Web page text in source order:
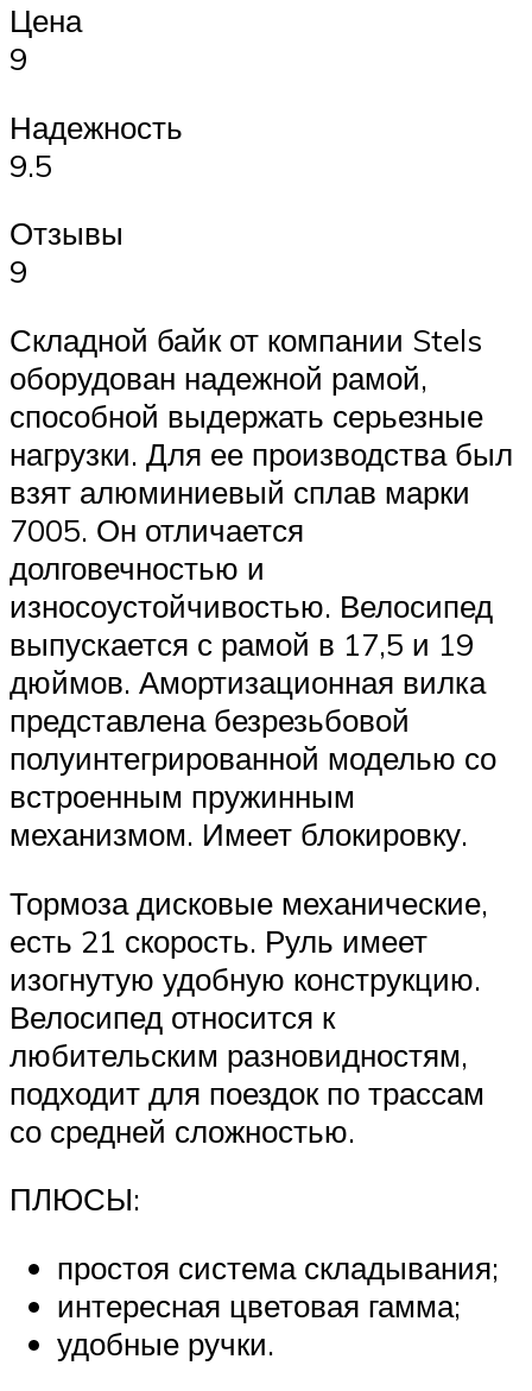
Цена
9
Надежность
9.5
Отзывы
9
Складной байк от компании Stels
оборудован надежной рамой,
способной выдержать серьезные
нагрузки. Для ее производства был
взят алюминиевый сплав марки
7005. Он отличается
долговечностью и
износоустойчивостью. Велосипед
выпускается с рамой в 17,5 и 19
дюймов. Амортизационная вилка
представлена безрезьбовой
полуинтегрированной моделью со
встроенным пружинным
механизмом. Имеет блокировку.
Тормоза дисковые механические,
есть 21 скорость. Руль имеет
изогнутую удобную конструкцию.
Велосипед относится к
любительским разновидностям,
подходит для поездок по трассам
со средней сложностью.
ПЛЮСЫ:
простоя система складывания;
интересная цветовая гамма;
удобные ручки.